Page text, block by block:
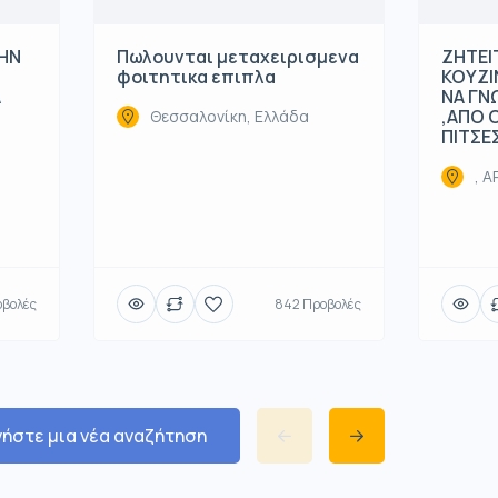
Πωλουνται μεταχειρισμενα
φοιτητικα επιπλα
Θεσσαλονίκη, Ελλάδα
842 Προβολές
ΝΑ
,ΑΠΟ
,
μια νέα αναζήτηση